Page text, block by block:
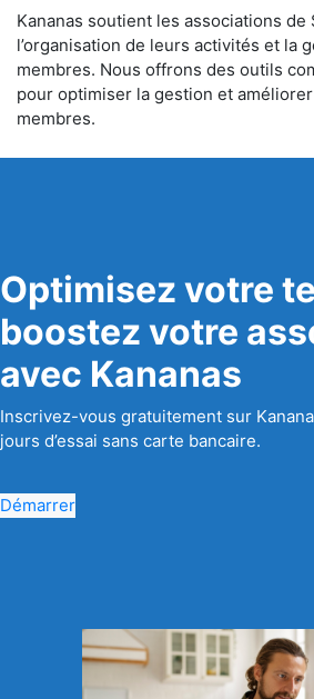
Kananas soutient les associations de
l’organisation de leurs activités et la
membres. Nous offrons des outils
pour optimiser la gestion et améliorer
membres.
Optimisez votre
boostez votre
avec Kananas
Inscrivez-vous gratuitement sur
jours d’essai sans carte bancaire.
Démarrer